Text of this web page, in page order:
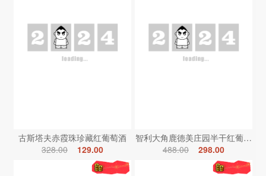
古斯塔夫赤霞珠珍藏红葡萄酒
328.00
129.00
智利大角鹿德美庄园半干红葡萄酒
488.00
298.00